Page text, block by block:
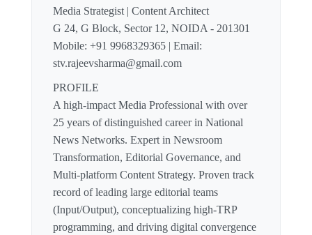
Media Strategist | Content Architect
G 24, G Block, Sector 12, NOIDA - 201301
Mobile: +91 9968329365 | Email:
stv.rajeevsharma@gmail.com
PROFILE
A high-impact Media Professional with over
25 years of distinguished career in National
News Networks. Expert in Newsroom
Transformation, Editorial Governance, and
Multi-platform Content Strategy. Proven track
record of leading large editorial teams
(Input/Output), conceptualizing high-TRP
programming, and driving digital convergence